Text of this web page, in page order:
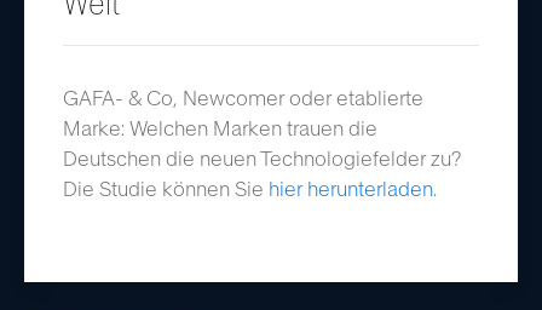
GAFA- & Co, Newcomer oder etablierte
Marke: Welchen Marken trauen die
Deutschen die neuen Technologiefelder zu?
Die Studie können Sie hier herunterladen.